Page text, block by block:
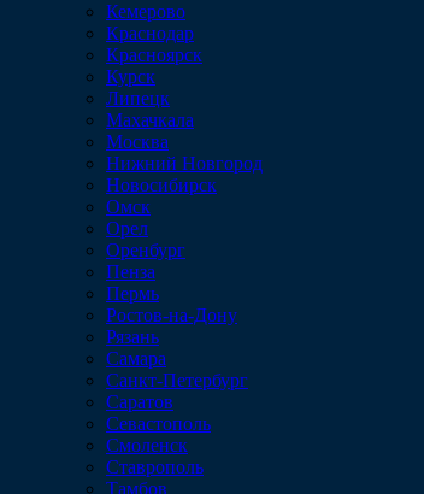
Кемерово
Краснодар
Красноярск
Курск
Липецк
Махачкала
Москва
Нижний Новгород
Новосибирск
Омск
Орел
Оренбург
Пенза
Пермь
Ростов-на-Дону
Рязань
Самара
Санкт-Петербург
Саратов
Севастополь
Смоленск
Ставрополь
Тамбов